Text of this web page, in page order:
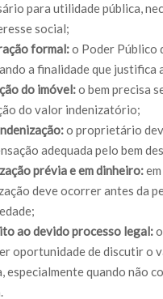
para utilidade pública,
social;
formal:o Poder Público
a finalidade que justifica
do imóvel:o bem precisa
do valor indenizatório;
o proprietário
adequada pelo bem
prévia e em dinheiro:
deve ocorrer antes da
ao devido processo legal:
oportunidade de discutir o
especialmente quando não